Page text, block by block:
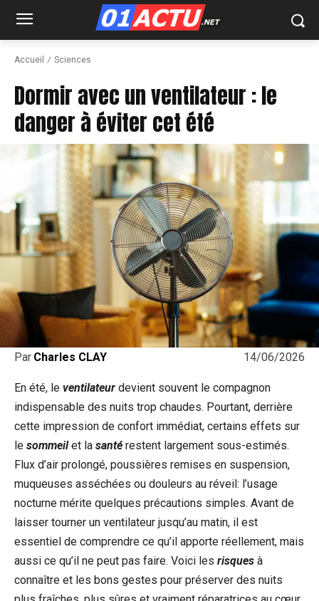
Accueil Sciences
Dormir avec un ventilateur : le
danger à éviter cet été
14/06/2026
Par Charles CLAY
En été, le ventilateur devient souvent le compagnon
indispensable des nuits trop chaudes. Pourtant, derrière
cette impression de confort immédiat, certains effets sur
le sommeilet la santé restent largement sous-estimés.
Flux d’air prolongé, poussières remises en suspension,
muqueuses asséchées ou douleurs au réveil: l’usage
nocturne mérite quelques précautions simples. Avant de
laisser tourner un ventilateur jusqu’au matin, il est
essentiel de comprendre ce qu’il apporte réellement, mais
aussi ce qu’il ne peut pas faire. Voici les risques à
connaître et les bons gestes pour préserver des nuits